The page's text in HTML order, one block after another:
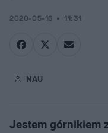
2020-05-16 11:31
NAU
Jestem górnikiem